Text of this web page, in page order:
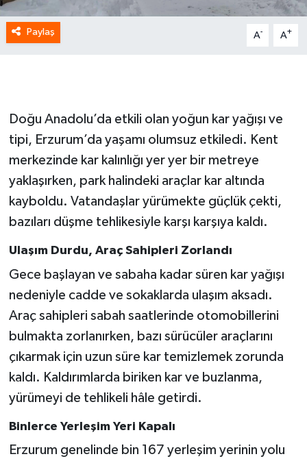
Paylaş A- A+
Doğu Anadolu’da etkili olan yoğun kar yağışı ve
tipi, Erzurum’da yaşamı olumsuz etkiledi. Kent
merkezinde kar kalınlığı yer yer bir metreye
yaklaşırken, park halindeki araçlar kar altında
kayboldu. Vatandaşlar yürümekte güçlük çekti,
bazıları düşme tehlikesiyle karşı karşıya kaldı.
Ulaşım Durdu, Araç Sahipleri Zorlandı
Gece başlayan ve sabaha kadar süren kar yağışı
nedeniyle cadde ve sokaklarda ulaşım aksadı.
Araç sahipleri sabah saatlerinde otomobillerini
bulmakta zorlanırken, bazı sürücüler araçlarını
çıkarmak için uzun süre kar temizlemek zorunda
kaldı. Kaldırımlarda biriken kar ve buzlanma,
yürümeyi de tehlikeli hâle getirdi.
Binlerce Yerleşim Yeri Kapalı
Erzurum genelinde bin 167 yerleşim yerinin yolu